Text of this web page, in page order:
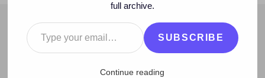
BLOG
2007 > June > 5 > Zi de zi Marti>>> Akcent lanseaza single-
full archive.
Type your email…
SUBSCRIBE
Continue reading